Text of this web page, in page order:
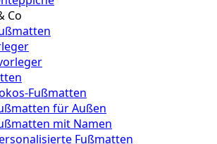
Co
Fußmatten
für Außen
mit Namen
Fußmatten